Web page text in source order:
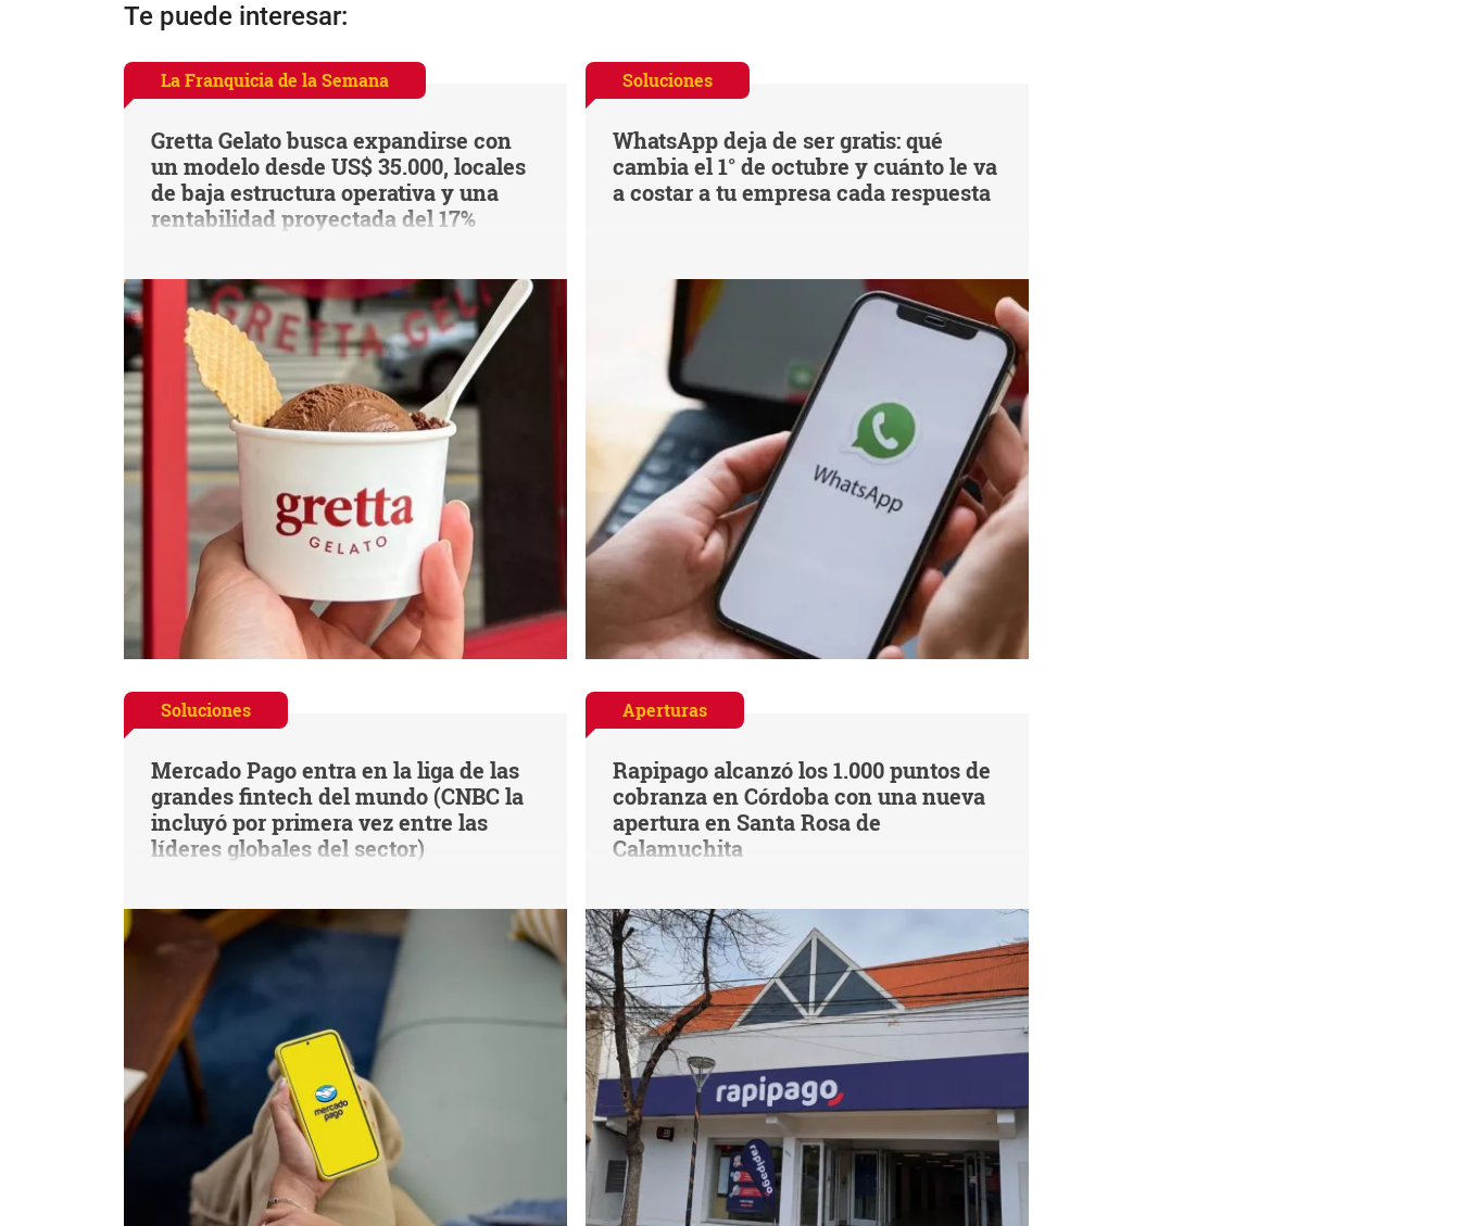
Te puede interesar:
La Franquicia de la Semana
Gretta Gelato busca expandirse con
un modelo desde US$ 35.000, locales
de baja estructura operativa y una
rentabilidad proyectada del 17%
Soluciones
WhatsApp deja de ser gratis: qué
cambia el 1° de octubre y cuánto le va
a costar a tu empresa cada respuesta
Soluciones
Mercado Pago entra en la liga de las
grandes fintech del mundo (CNBC la
incluyó por primera vez entre las
líderes globales del sector)
Aperturas
Rapipago alcanzó los 1.000 puntos de
cobranza en Córdoba con una nueva
apertura en Santa Rosa de
Calamuchita